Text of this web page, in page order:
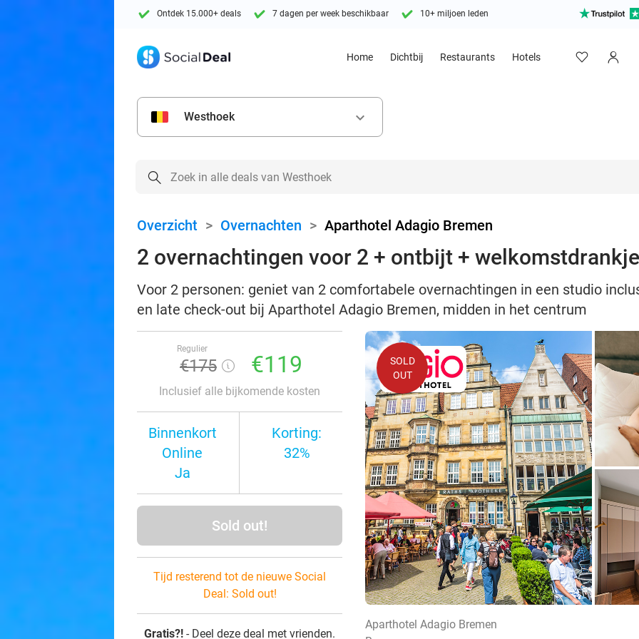
Ontdek 15.000+ deals 7 dagen per week beschikbaar 10+ miljoen leden
Home Dichtbij Restaurants Hotels
Westhoek keyboard_arrow_down
Overzicht > Overnachten > Aparthotel Adagio Bremen
2 overnachtingen voor 2 + ontbijt +
Voor 2 personen: geniet van 2 comfortabele overnachtingen in een studio
en late check-out bij Aparthotel Adagio Bremen, midden in het centrum
Regulier
€175 €119
Inclusief alle bijkomende kosten
Binnenkort
Online
Ja
Korting:
32%
Sold out!
Tijd resterend tot de nieuwe Social
Deal: Sold out!
Gratis?! - Deel deze deal met vrienden.
SOLD
OUT
Aparthotel Adagio Bremen